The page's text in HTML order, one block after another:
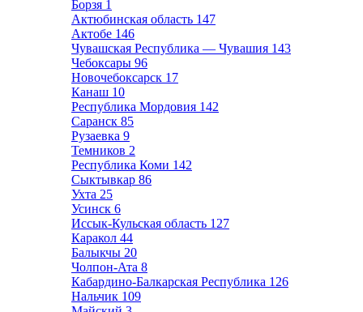
Борзя 1
Актюбинская область 147
Актобе 146
Чувашская Республика — Чувашия 143
Чебоксары 96
Новочебоксарск 17
Канаш 10
Республика Мордовия 142
Саранск 85
Рузаевка 9
Темников 2
Республика Коми 142
Сыктывкар 86
Ухта 25
Усинск 6
Иссык-Кульская область 127
Каракол 44
Балыкчы 20
Чолпон-Ата 8
Кабардино-Балкарская Республика 126
Нальчик 109